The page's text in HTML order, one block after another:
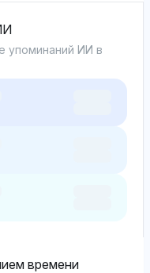
упоминаний ИИ в
времени